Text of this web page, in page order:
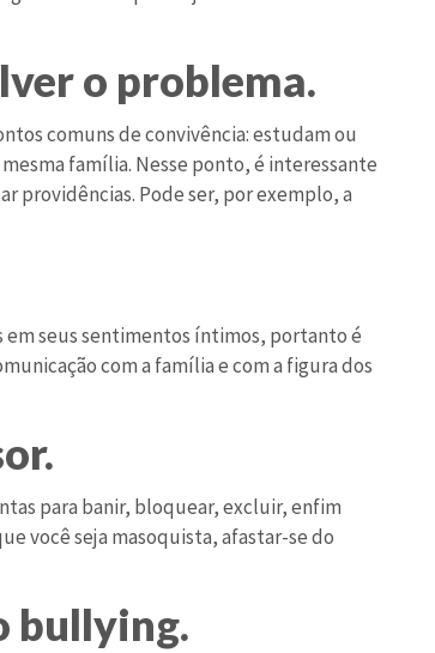
o problema.
comuns de convivência: estudam ou
família. Nesse ponto, é interessante
providências. Pode ser, por exemplo, a
em seus sentimentos íntimos, portanto é
com a família e com a figura dos
para banir, bloquear, excluir, enfim
você seja masoquista, afastar-se do
bullying.